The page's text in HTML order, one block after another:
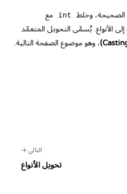
الصحيحة، وخلط int مع
الأنواع. يُسمّى التحويل المتعمّد
، وهو موضوع الصفحة التالية.
التالي
تحويل الأنواع